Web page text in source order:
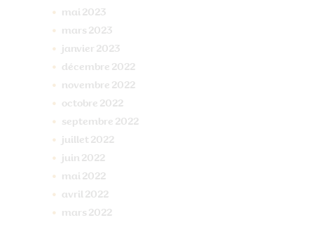
mai 2023
mars 2023
janvier 2023
décembre 2022
novembre 2022
octobre 2022
septembre 2022
juillet 2022
juin 2022
mai 2022
avril 2022
mars 2022